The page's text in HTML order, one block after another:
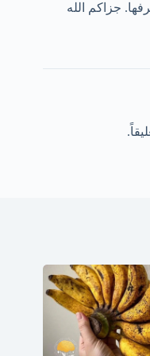
جزاكم الله